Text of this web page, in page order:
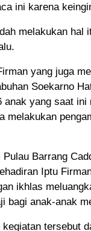
ini karena
melakukan hal
yang juga
Soekarno
anak yang saat ini
melakukan
Pulau Barrang
Iptu
ikhlas
bagi anak-anak
tersebut